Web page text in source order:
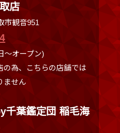
店
市観音951
～オープン)
為、こちらの店舗では
ません
千葉鑑定団 稲毛海